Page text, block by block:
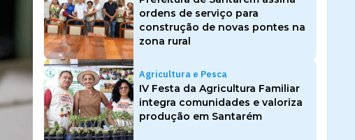
ordens de serviço para
construção de novas pontes na
zona rural
Agricultura e Pesca
IV Festa da Agricultura Familiar
integra comunidades e valoriza
produção em Santarém